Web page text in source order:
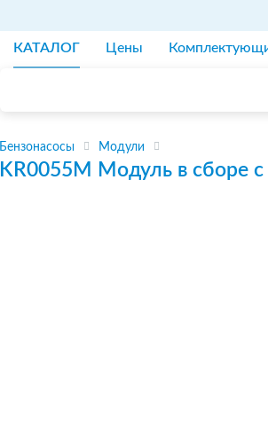
КАТАЛОГ Цены
Бензонасосы Модули
KR0055M Модуль в сборе